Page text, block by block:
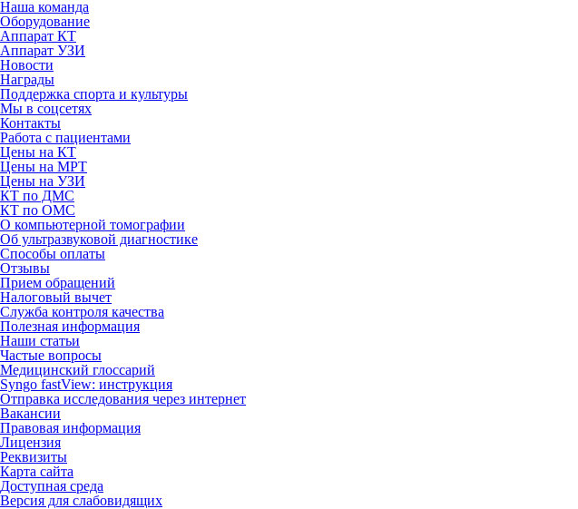
Наша команда
Оборудование
Аппарат КТ
Аппарат УЗИ
Новости
Награды
Поддержка спорта и культуры
Мы в соцсетях
Контакты
Работа с пациентами
Цены на КТ
Цены на МРТ
Цены на УЗИ
КТ по ДМС
КТ по ОМС
О компьютерной томографии
Об ультразвуковой диагностике
Способы оплаты
Отзывы
Прием обращений
Налоговый вычет
Служба контроля качества
Полезная информация
Наши статьи
Частые вопросы
Медицинский глоссарий
Syngo fastView: инструкция
Отправка исследования через интернет
Вакансии
Правовая информация
Лицензия
Реквизиты
Карта сайта
Доступная среда
Версия для слабовидящих